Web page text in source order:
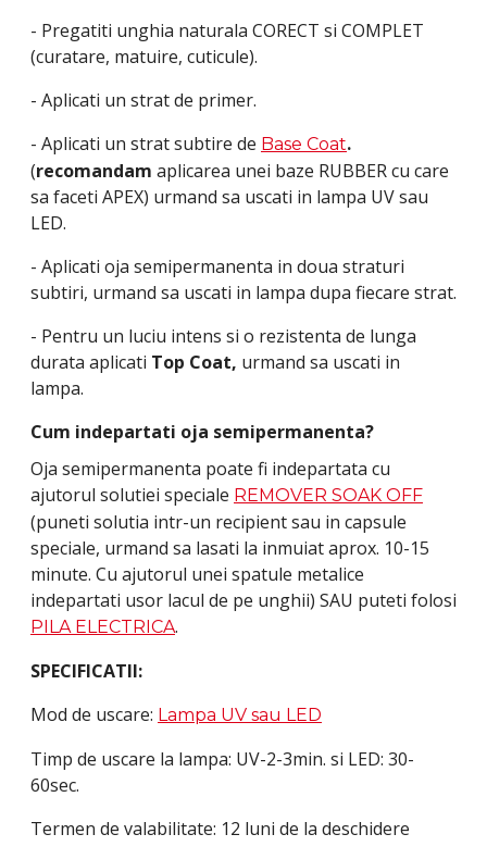
- Pregatiti unghia naturala CORECT si COMPLET
(curatare, matuire, cuticule).
- Aplicati un strat de primer.
- Aplicati un strat subtire de Base Coat.
(recomandam aplicarea unei baze RUBBER cu care
sa faceti APEX) urmand sa uscati in lampa UV sau
LED.
- Aplicati oja semipermanenta in doua straturi
subtiri, urmand sa uscati in lampa dupa fiecare strat.
- Pentru un luciu intens si o rezistenta de lunga
durata aplicati Top Coat, urmand sa uscati in
lampa.
Cum indepartati oja semipermanenta?
Oja semipermanenta poate fi indepartata cu
ajutorul solutiei speciale REMOVER SOAK OFF
(puneti solutia intr-un recipient sau in capsule
speciale, urmand sa lasati la inmuiat aprox. 10-15
minute. Cu ajutorul unei spatule metalice
indepartati usor lacul de pe unghii) SAU puteti folosi
PILA ELECTRICA.
SPECIFICATII:
Mod de uscare: Lampa UV sau LED
Timp de uscare la lampa: UV-2-3min. si LED: 30-
60sec.
Termen de valabilitate: 12 luni de la deschidere